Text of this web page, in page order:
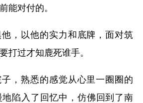
能对付的。
，以他的实力和底牌，面对筑
打过才知鹿死谁手。
，熟悉的感觉从心里一圈圈的
陷入了回忆中，仿佛回到了南